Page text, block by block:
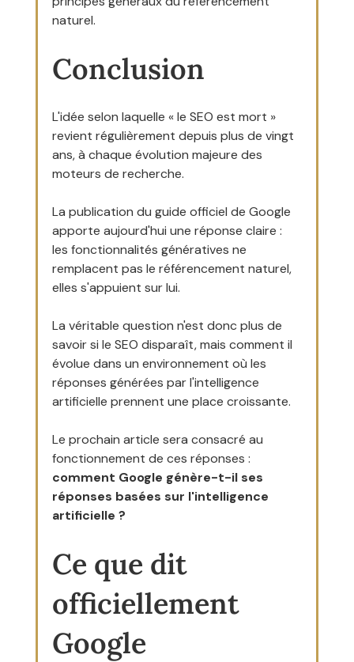
naturel.
Conclusion
L'idée selon laquelle « le SEO est mort »
revient régulièrement depuis plus de vingt
ans, à chaque évolution majeure des
moteurs de recherche.
La publication du guide officiel de Google
apporte aujourd'hui une réponse claire :
les fonctionnalités génératives ne
remplacent pas le référencement naturel,
elles s'appuient sur lui.
La véritable question n'est donc plus de
savoir si le SEO disparaît, mais comment il
évolue dans un environnement où les
réponses générées par l'intelligence
artificielle prennent une place croissante.
Le prochain article sera consacré au
fonctionnement de ces réponses :
comment Google génère-t-il ses
réponses basées sur l'intelligence
artificielle ?
Ce que dit
officiellement
Google